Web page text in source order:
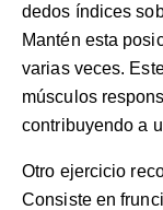
dedos índices
Mantén esta
varias veces.
músculos
contribuyendo a
Otro ejercicio
Consiste en